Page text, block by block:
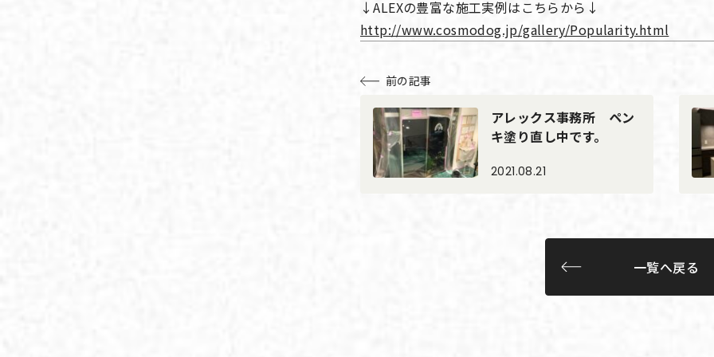
↓ALEXの豊富な施工実例はこちらから↓
http://www.cosmodog.jp/gallery/Popularity.html
前の記事
アレックス事務所 ペン
キ塗り直し中です。
2021.08.21
一覧へ戻る